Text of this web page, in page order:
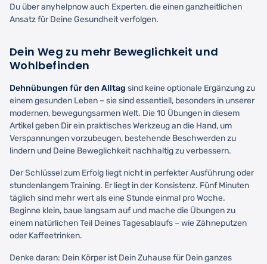
Du über anyhelpnow auch Experten, die einen ganzheitlichen
Ansatz für Deine Gesundheit verfolgen.
Dein Weg zu mehr Beweglichkeit und
Wohlbefinden
Dehnübungen für den Alltag sind keine optionale Ergänzung zu
einem gesunden Leben – sie sind essentiell, besonders in unserer
modernen, bewegungsarmen Welt. Die 10 Übungen in diesem
Artikel geben Dir ein praktisches Werkzeug an die Hand, um
Verspannungen vorzubeugen, bestehende Beschwerden zu
lindern und Deine Beweglichkeit nachhaltig zu verbessern.
Der Schlüssel zum Erfolg liegt nicht in perfekter Ausführung oder
stundenlangem Training. Er liegt in der Konsistenz. Fünf Minuten
täglich sind mehr wert als eine Stunde einmal pro Woche.
Beginne klein, baue langsam auf und mache die Übungen zu
einem natürlichen Teil Deines Tagesablaufs – wie Zähneputzen
oder Kaffeetrinken.
Denke daran: Dein Körper ist Dein Zuhause für Dein ganzes